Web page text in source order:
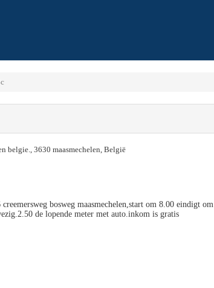
belgie., 3630 maasmechelen, België
bosweg maasmechelen,start om 8.00 eindigt om
de lopende meter met auto.inkom is gratis